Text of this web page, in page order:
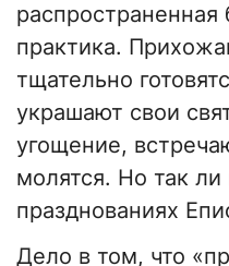
распространенная
практика.
тщательно
украшают свои
угощение,
молятся. Но так ли
празднованиях
Дело в том, что